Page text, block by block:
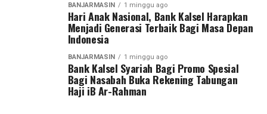
Turnamen ini diikuti 27 tim, terdiri dari 13 klub asal
Kalimantan Selatan dan 14 klub asal Kalimantan
Tengah. Dua tim terbaik dari masing-masing provinsi
akan melaju ke putaran final Pangdam XXII/Tambun
Bungai Cup 2026 yang dijadwalkan berlangsung di
Stadion Sangga Buana, Kalimantan Tengah, pada 6–8
BANJARMASIN 1 minggu ago
Hari Anak Nasional, Bank Kalsel Harapkan
Menjadi Generasi Terbaik Bagi Masa Depan
Indonesia
BANJARMASIN 1 minggu ago
Bank Kalsel Syariah Bagi Promo Spesial
Bagi Nasabah Buka Rekening Tabungan
Haji iB Ar-Rahman